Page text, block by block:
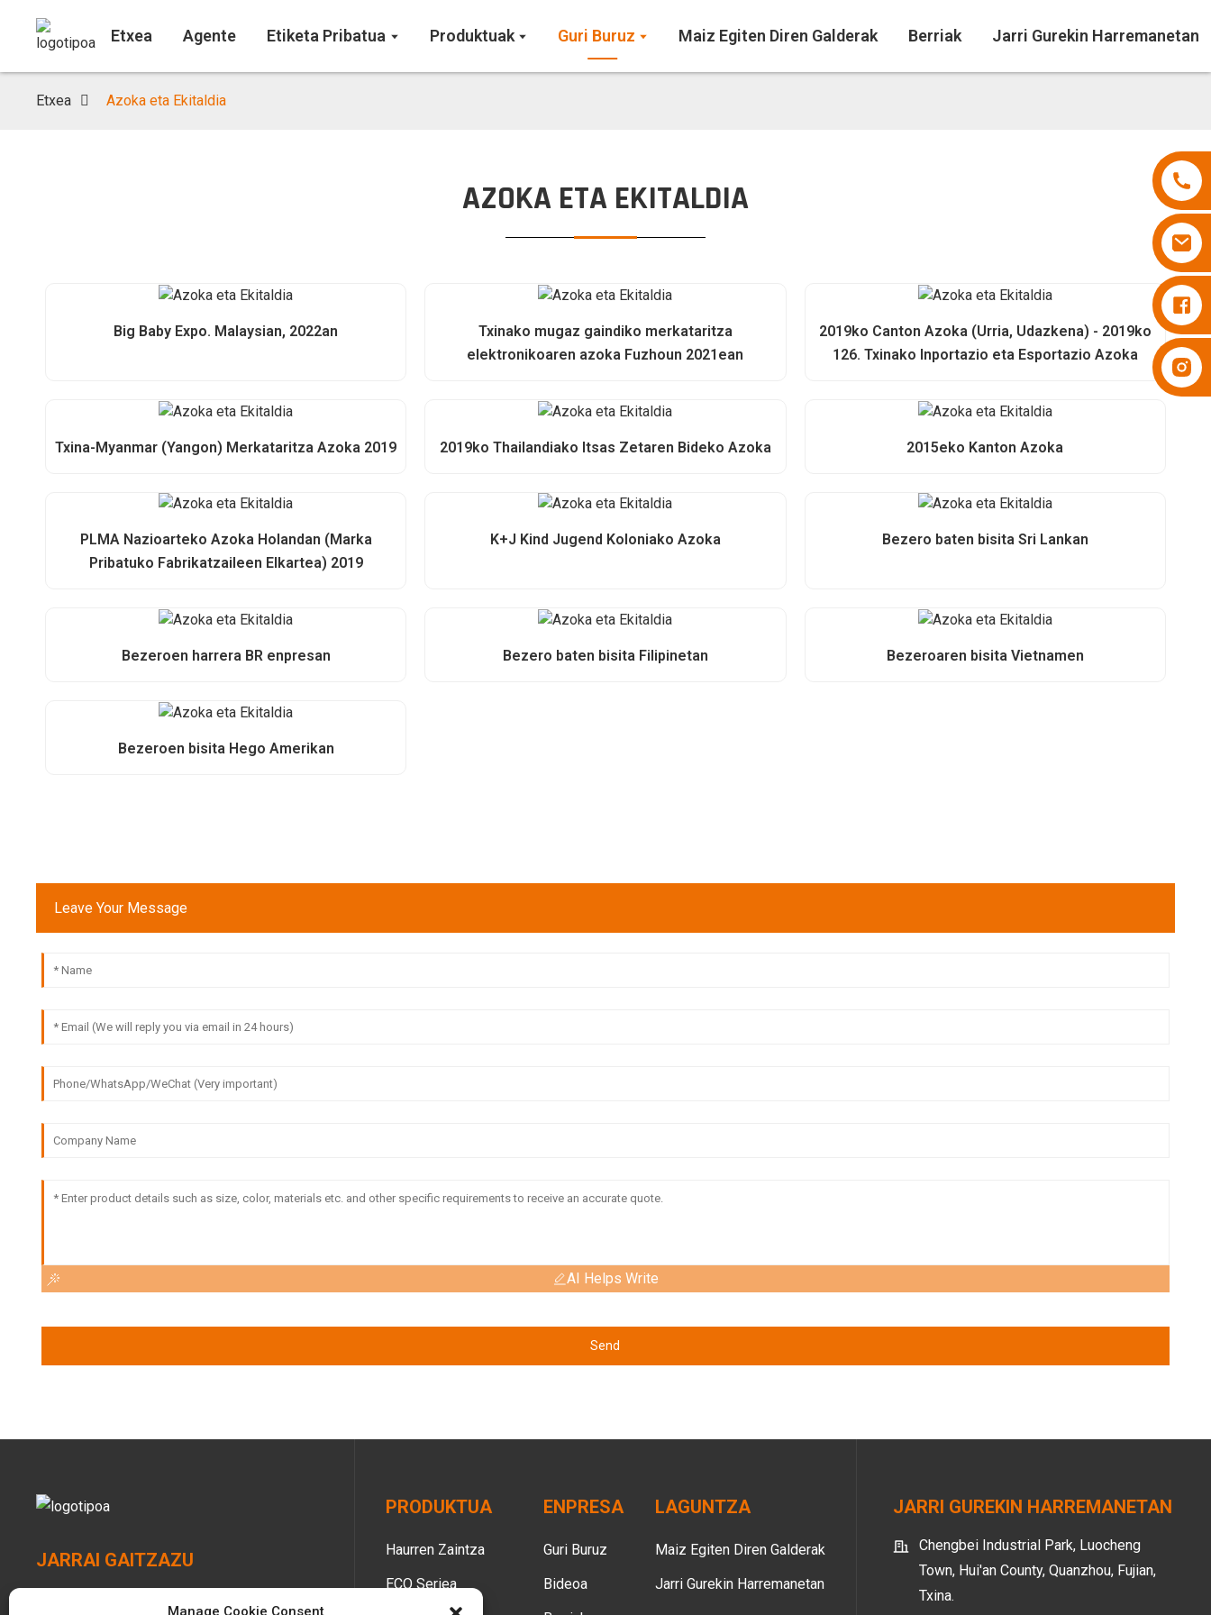
Etxea Agente Etiketa Pribatua Produktuak Guri Buruz Maiz Egiten Diren Galderak Berriak Jarri Gurekin Harremanetan
Pixoihalak Besuper
Pixoihalak Besuper
Etxea Azoka eta Ekitaldia
AZOKA ETA EKITALDIA
Big Baby Expo. Malaysian, 2022an
Txinako mugaz gaindiko merkataritza
elektronikoaren azoka Fuzhoun 2021ean
2019ko Canton Azoka (Urria, Udazkena) - 2019ko
126. Txinako Inportazio eta Esportazio Azoka
Txina-Myanmar (Yangon) Merkataritza Azoka 2019 2019ko Thailandiako Itsas Zetaren Bideko Azoka 2015eko Kanton Azoka
PLMA Nazioarteko Azoka Holandan (Marka
Pribatuko Fabrikatzaileen Elkartea) 2019
K+J Kind Jugend Koloniako Azoka Bezero baten bisita Sri Lankan
Bezeroen harrera BR enpresan Bezero baten bisita Filipinetan Bezeroaren bisita Vietnamen
Bezeroen bisita Hego Amerikan
Leave Your Message
AI Helps Write
Send
JARRAI GAITZAZU
PRODUKTUA
Haurren Zaintza
ECO Seriea
ENPRESA
Guri Buruz
Bideoa
LAGUNTZA
Maiz Egiten Diren Galderak
Jarri Gurekin Harremanetan
JARRI GUREKIN HARREMANETAN
Chengbei Industrial Park, Luocheng
Town, Hui'an County, Quanzhou, Fujian,
Txina.
Manage Cookie Consent